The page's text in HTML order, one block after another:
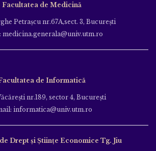
Facultatea de Medicină
Petraşcu nr.67A,sect. 3, Bucureşti
medicina.generala@univ.utm.ro
de Informatică
nr.189, sector 4, Bucureşti
informatica@univ.utm.ro
Drept și Științe Economice Tg. Jiu